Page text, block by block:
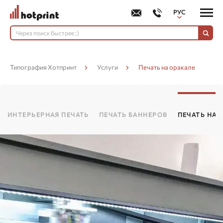
РУС
УКР
Типография Хотпринт Услуги Печать на оракале
ИНТЕРЬЕРНАЯ ПЕЧАТЬ ПЕЧАТЬ БАННЕРОВ ПЕЧАТЬ НА